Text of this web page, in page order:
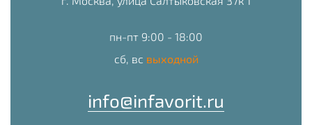
пн-пт 9:00 - 18:00
сб, вс выходной
info@infavorit.ru